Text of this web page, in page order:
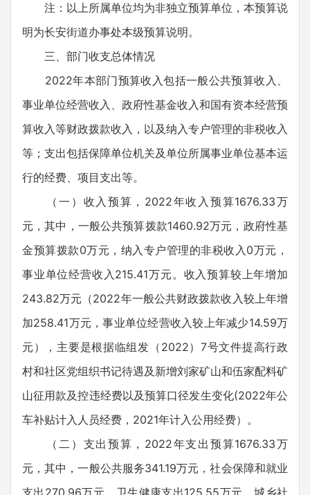
注：以上所属单位均为非独立预算单位，本预算说
明为长安街道办事处本级预算说明。
三、部门收支总体情况
2022年本部门预算收入包括一般公共预算收入、
事业单位经营收入、政府性基金收入和国有资本经营预
算收入等财政拨款收入，以及纳入专户管理的非税收入
等；支出包括保障单位机关及单位所属事业单位基本运
行的经费、项目支出等。
（一）收入预算，2022年收入预算1676.33万
元，其中，一般公共预算拨款1460.92万元，政府性基
金预算拨款0万元，纳入专户管理的非税收入0万元，
事业单位经营收入215.41万元。收入预算较上年增加
243.82万元（2022年一般公共财政拨款收入较上年增
加258.41万元，事业单位经营收入较上年减少14.59万
元），主要是根据临组发（2022）7号文件提高行政
村和社区党组织书记待遇及新增刘家矿山和伍家配料矿
山征用款及控违经费以及预算口径发生变化(2022年公
车补贴计入人员经费，2021年计入公用经费）。
（二）支出预算，2022年支出预算1676.33万
元，其中，一般公共服务341.19万元，社会保障和就业
支出270.96万元，卫生健康支出125.55万元，城乡社